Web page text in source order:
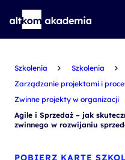
Szkolenia Szkolenia
Zarządzanie projektami i
Zwinne projekty w organizacji
Agile i Sprzedaż – jak
zwinnego w rozwijaniu
POBIERZ KARTĘ